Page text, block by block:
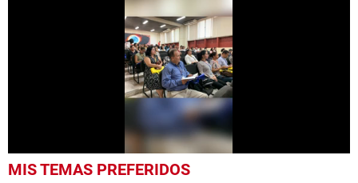
seconds
MIS TEMAS PREFERIDOS